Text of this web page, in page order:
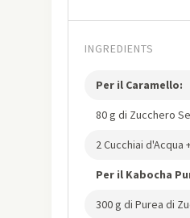
INGREDIENTS
Per il Caramello:
80 g di Zucchero
2 Cucchiai d'Acqua
Per il Kabocha
300 g di Purea di